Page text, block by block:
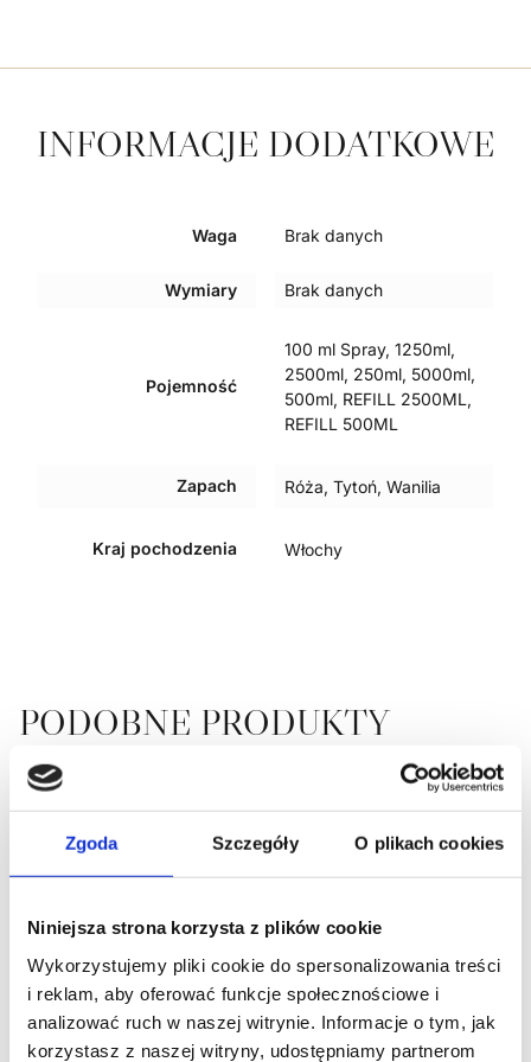
Zgoda Szczegóły O plikach cookies
Niniejsza strona korzysta z plików cookie
Wykorzystujemy pliki cookie do spersonalizowania treści
i reklam, aby oferować funkcje społecznościowe i
analizować ruch w naszej witrynie. Informacje o tym, jak
korzystasz z naszej witryny, udostępniamy partnerom
INFORMACJE DODATKOWE
Waga Brak danych
Wymiary Brak danych
Pojemność
100 ml Spray, 1250ml,
2500ml, 250ml, 5000ml,
500ml, REFILL 2500ML,
REFILL 500ML
Zapach Róża, Tytoń, Wanilia
Kraj pochodzenia Włochy
PODOBNE PRODUKTY
PROMOCJA!
Ten produkt ma wiele wariantów. Opcje można wybrać
PROMOCJA!
Ten produkt ma wiele